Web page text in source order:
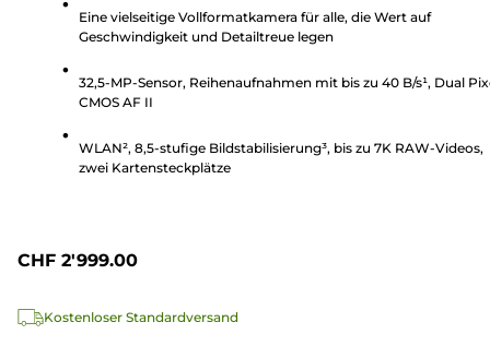
Sternen.
Eine vielseitige Vollformatkamera für alle, die Wert auf
Geschwindigkeit und Detailtreue legen
32,5-MP-Sensor, Reihenaufnahmen mit bis zu 40 B/s¹, Dual
CMOS AF II
WLAN², 8,5-stufige Bildstabilisierung³, bis zu 7K RAW-Videos,
zwei Kartensteckplätze
CHF 2'999.00
Kostenloser Standardversand